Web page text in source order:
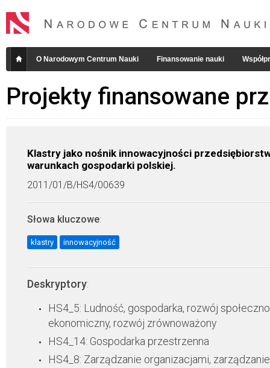
O Narodowym Centrum Nauki Finansowanie nauki
Projekty finansowane
Klastry jako nośnik innowacyjności
warunkach gospodarki polskiej.
2011/01/B/HS4/00639
Słowa kluczowe:
klastry innowacyjność
Deskryptory:
HS4_5: Ludność, gospodarka, rozwój
ekonomiczny, rozwój zrównoważony
HS4_14: Gospodarka przestrzenna
HS4_8: Zarządzanie organizacjami, zarządzanie